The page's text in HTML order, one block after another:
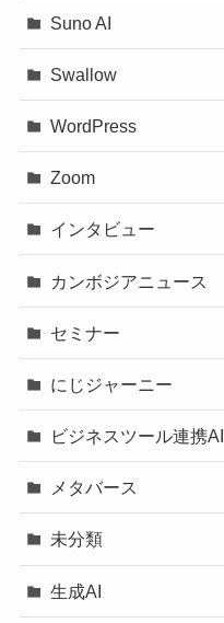
Suno AI
Swallow
WordPress
Zoom
インタビュー
カンボジアニュース
セミナー
にじジャーニー
ビジネスツール連携AI
メタバース
未分類
生成AI